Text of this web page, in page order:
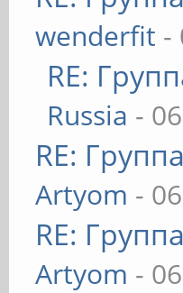
wenderfit -
RE:
Russia -
RE:
Artyom -
RE:
Artyom -